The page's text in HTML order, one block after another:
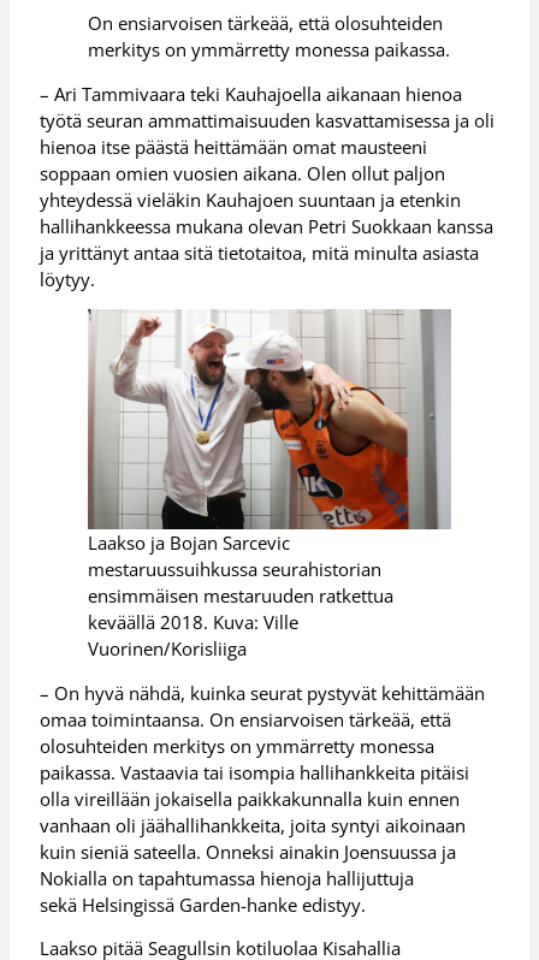
On ensiarvoisen tärkeää, että olosuhteiden
merkitys on ymmärretty monessa paikassa.
– Ari Tammivaara teki Kauhajoella aikanaan hienoa
työtä seuran ammattimaisuuden kasvattamisessa ja oli
hienoa itse päästä heittämään omat mausteeni
soppaan omien vuosien aikana. Olen ollut paljon
yhteydessä vieläkin Kauhajoen suuntaan ja etenkin
hallihankkeessa mukana olevan Petri Suokkaan kanssa
ja yrittänyt antaa sitä tietotaitoa, mitä minulta asiasta
löytyy.
Laakso ja Bojan Sarcevic
mestaruussuihkussa seurahistorian
ensimmäisen mestaruuden ratkettua
keväällä 2018. Kuva: Ville
Vuorinen/Korisliiga
– On hyvä nähdä, kuinka seurat pystyvät kehittämään
omaa toimintaansa. On ensiarvoisen tärkeää, että
olosuhteiden merkitys on ymmärretty monessa
paikassa. Vastaavia tai isompia hallihankkeita pitäisi
olla vireillään jokaisella paikkakunnalla kuin ennen
vanhaan oli jäähallihankkeita, joita syntyi aikoinaan
kuin sieniä sateella. Onneksi ainakin Joensuussa ja
Nokialla on tapahtumassa hienoja hallijuttuja
sekä Helsingissä Garden-hanke edistyy.
Laakso pitää Seagullsin kotiluolaa Kisahallia